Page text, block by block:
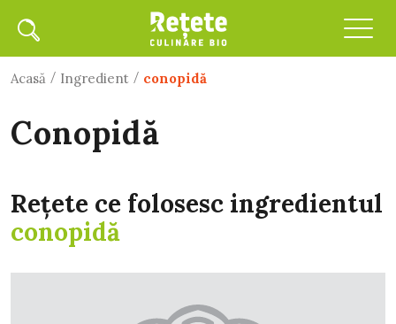
Acasă / Ingredient / conopidă
conopidă
Rețete ce folosesc ingredientul
conopidă